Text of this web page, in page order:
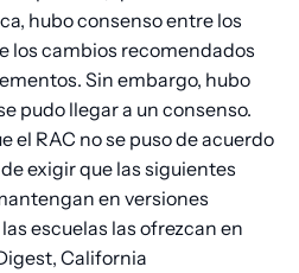
hubo consenso entre los
los cambios recomendados
Sin embargo, hubo
pudo llegar a un consenso.
el RAC no se puso de acuerdo
exigir que las siguientes
en versiones
escuelas las ofrezcan en
California